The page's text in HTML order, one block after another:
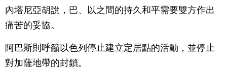
內塔尼亞胡說，巴、以之間的持久和平需要雙方作出
痛苦的妥協。
阿巴斯則呼籲以色列停止建立定居點的活動，並停止
對加薩地帶的封鎖。